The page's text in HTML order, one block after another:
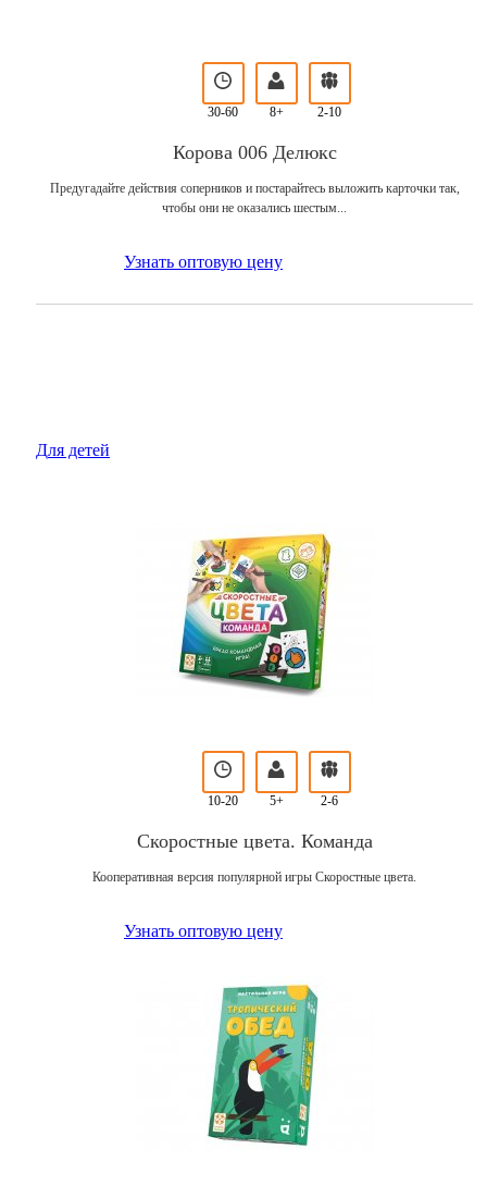
30-60 8+ 2-10
Корова 006 Делюкс
Предугадайте действия соперников и постарайтесь выложить карточки так,
чтобы они не оказались шестым...
Узнать оптовую цену
для детей
10-20 5+ 2-6
Скоростные цвета. Команда
Кооперативная версия популярной игры Скоростные цвета.
Узнать оптовую цену